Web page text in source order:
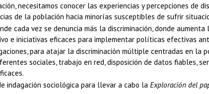
necesitamos conocer las experiencias y percepciones de
de la población hacia minorías susceptibles de sufrir
cada vez se denuncia más la discriminación, donde
e iniciativas eficaces para implementar políticas efectivas
para atajar la discriminación múltiple centradas en la
sociales, trabajo en red, disposición de datos fiables,
indagación sociológica para llevar a cabo la Exploración del